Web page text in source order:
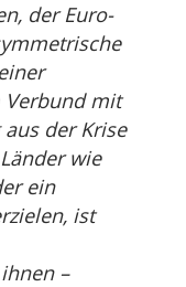
der Euro-
mit
der Krise
wie
ein
ist
–